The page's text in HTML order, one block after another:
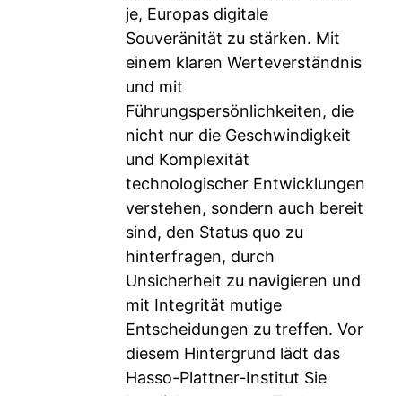
je, Europas digitale
Souveränität zu stärken. Mit
einem klaren Werteverständnis
und mit
Führungspersönlichkeiten, die
nicht nur die Geschwindigkeit
und Komplexität
technologischer Entwicklungen
verstehen, sondern auch bereit
sind, den Status quo zu
hinterfragen, durch
Unsicherheit zu navigieren und
mit Integrität mutige
Entscheidungen zu treffen. Vor
diesem Hintergrund lädt das
Hasso-Plattner-Institut Sie